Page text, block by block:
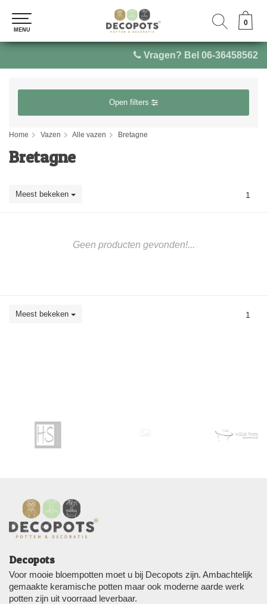
Vragen? Bel 06-36458562
0
MENU
0
MENU
Open filters
Home Vazen Alle vazen Bretagne
Bretagne
Meest bekeken 1
Geen producten gevonden!...
Meest bekeken 1
Decopots
Voor mooie bloempotten moet u bij Decopots zijn. Ambachtelijk
gemaakte keramische potten maar ook moderne aarde werk
potten zijn uit voorraad leverbaar.